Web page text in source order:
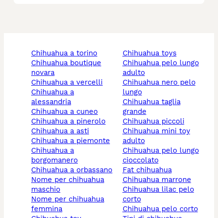
chihuahua a torino
chihuahua boutique
novara
chihuahua a vercelli
chihuahua a
alessandria
chihuahua a cuneo
chihuahua a pinerolo
chihuahua a asti
chihuahua a piemonte
chihuahua a
borgomanero
chihuahua a orbassano
nome per chihuahua
maschio
nome per chihuahua
femmina
chihuahua toys
chihuahua pelo lungo
adulto
chihuahua nero pelo
lungo
chihuahua taglia
grande
chihuahua piccoli
chihuahua mini toy
adulto
chihuahua pelo lungo
cioccolato
fat chihuahua
chihuahua marrone
chihuahua lilac pelo
corto
chihuahua pelo corto